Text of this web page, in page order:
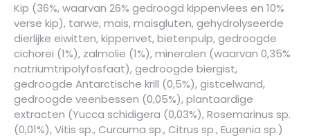
Kip (36%, waarvan 26% gedroogd kippenvlees en 10%
verse kip), tarwe, mais, maisgluten, gehydrolyseerde
dierlijke eiwitten, kippenvet, bietenpulp, gedroogde
cichorei (1%), zalmolie (1%), mineralen (waarvan 0,35%
natriumtripolyfosfaat), gedroogde biergist,
gedroogde Antarctische krill (0,5%), gistcelwand,
gedroogde veenbessen (0,05%), plantaardige
extracten (Yucca schidigera (0,03%), Rosemarinus sp.
(0,01%), Vitis sp., Curcuma sp., Citrus sp., Eugenia sp.)